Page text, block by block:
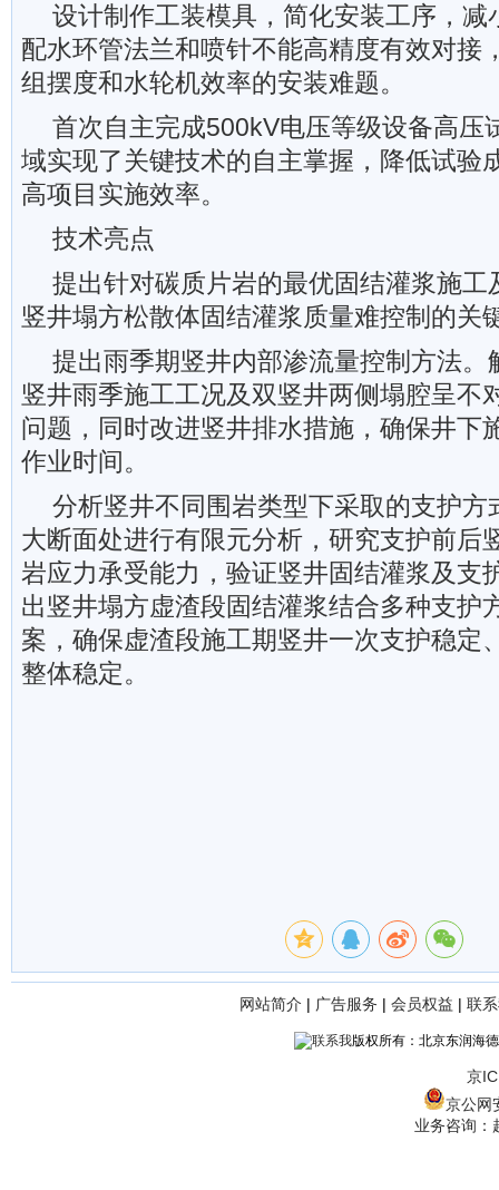
设计制作工装模具，简化安装工序，减
配水环管法兰和喷针不能高精度有效对接
组摆度和水轮机效率的安装难题。
首次自主完成500kV电压等级设备高压
域实现了关键技术的自主掌握，降低试验
高项目实施效率。
技术亮点
提出针对碳质片岩的最优固结灌浆施工
竖井塌方松散体固结灌浆质量难控制的关
提出雨季期竖井内部渗流量控制方法。
竖井雨季施工工况及双竖井两侧塌腔呈不
问题，同时改进竖井排水措施，确保井下
作业时间。
分析竖井不同围岩类型下采取的支护方
大断面处进行有限元分析，研究支护前后
岩应力承受能力，验证竖井固结灌浆及支
出竖井塌方虚渣段固结灌浆结合多种支护
案，确保虚渣段施工期竖井一次支护稳定
整体稳定。
网站简介 | 广告服务 | 会员权益 | 联
版权所有：北京东润海
京
京公网
业务咨询：